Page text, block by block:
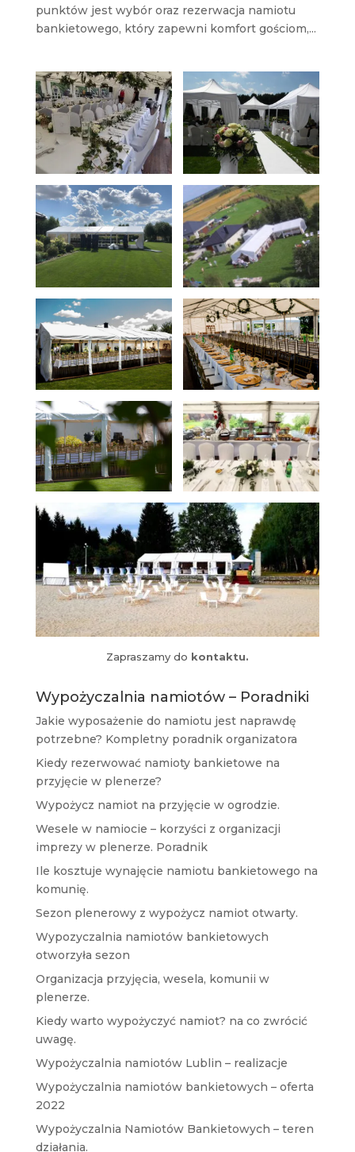
punktów jest wybór oraz rezerwacja namiotu
bankietowego, który zapewni komfort gościom,...
Zapraszamy do kontaktu.
Wypożyczalnia namiotów – Poradniki
Jakie wyposażenie do namiotu jest naprawdę
potrzebne? Kompletny poradnik organizatora
Kiedy rezerwować namioty bankietowe na
przyjęcie w plenerze?
Wypożycz namiot na przyjęcie w ogrodzie.
Wesele w namiocie – korzyści z organizacji
imprezy w plenerze. Poradnik
Ile kosztuje wynajęcie namiotu bankietowego na
komunię.
Sezon plenerowy z wypożycz namiot otwarty.
Wypozyczalnia namiotów bankietowych
otworzyła sezon
Organizacja przyjęcia, wesela, komunii w
plenerze.
Kiedy warto wypożyczyć namiot? na co zwrócić
uwagę.
Wypożyczalnia namiotów Lublin – realizacje
Wypożyczalnia namiotów bankietowych – oferta
2022
Wypożyczalnia Namiotów Bankietowych – teren
działania.